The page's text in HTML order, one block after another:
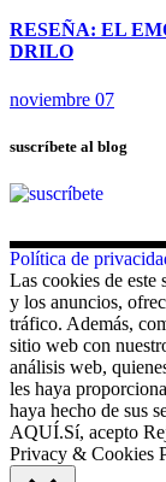
RESEÑA: EL
DRILO
noviembre 07
suscríbete al blog
Política de
Las cookies de este
y los anuncios,
tráfico. Además,
sitio web con
análisis web,
les haya
haya hecho de sus
AQUÍ.Sí, acepto
Privacy & Cookies